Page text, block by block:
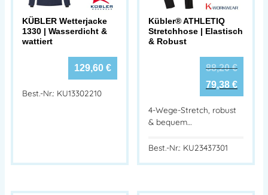
KÜBLER Wetterjacke
1330 | Wasserdicht &
wattiert
129,60 €
Best.-Nr.: KU13302210
Kübler® ATHLETIQ
Stretchhose | Elastisch
& Robust
88,20€
79,38 €
4-Wege-Stretch, robust
& bequem…
Best.-Nr.: KU23437301